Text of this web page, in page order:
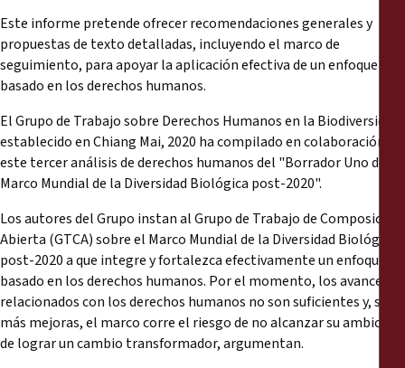
Este informe pretende ofrecer recomendaciones generales y
propuestas de texto detalladas, incluyendo el marco de
seguimiento, para apoyar la aplicación efectiva de un enfoque
basado en los derechos humanos.
El Grupo de Trabajo sobre Derechos Humanos en la Biodiversidad
establecido en Chiang Mai, 2020 ha compilado en colaboración
este tercer análisis de derechos humanos del "Borrador Uno del
Marco Mundial de la Diversidad Biológica post-2020".
Los autores del Grupo instan al Grupo de Trabajo de Composición
Abierta (GTCA) sobre el Marco Mundial de la Diversidad Biológica
post-2020 a que integre y fortalezca efectivamente un enfoque
basado en los derechos humanos. Por el momento, los avances
relacionados con los derechos humanos no son suficientes y, sin
más mejoras, el marco corre el riesgo de no alcanzar su ambición
de lograr un cambio transformador, argumentan.